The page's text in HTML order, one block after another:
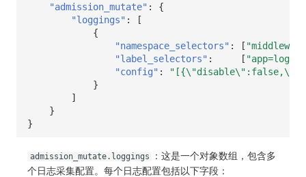
FAQ
更新日志
用户洞察
数据访问
属性声明
跨空间授权
自定义工作空间绑定信息
修改品牌标识
登录映射规则
观测云移动 SDK 隐私政策
观测云费用中心账号注销须知
"admission_mutate" :
{
"loggings" :
[
{
"namespace_selectors" : [
"label_selectors" : [
"config" :
}
]
}
}
admission_mutate.loggings
：这是一个对象数组，包含多
个日志采集配置。每个日志配置包括以下字段：